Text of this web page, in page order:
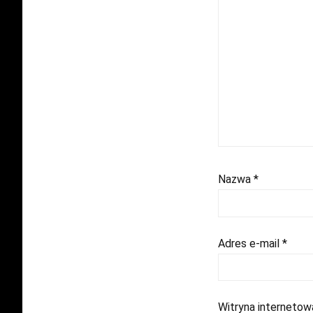
Nazwa *
Adres e-mail *
Witryna